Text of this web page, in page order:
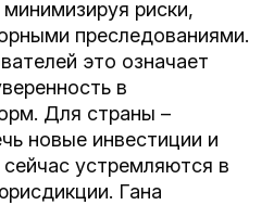
риски,
преследованиями.
это означает
в
Для страны –
новые инвестиции и
устремляются в
Гана